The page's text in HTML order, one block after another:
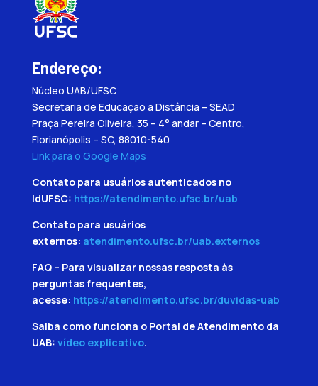
Endereço:
Núcleo UAB/UFSC
Secretaria de Educação a Distância – SEAD
Praça Pereira Oliveira, 35 – 4° andar – Centro,
Florianópolis – SC, 88010-540
Link para o Google Maps
Contato para usuários autenticados no
IdUFSC: https://atendimento.ufsc.br/uab
Contato para usuários
externos: atendimento.ufsc.br/uab.externos
FAQ – Para visualizar nossas resposta às
perguntas frequentes,
acesse: https://atendimento.ufsc.br/duvidas-uab
Saiba como funciona o Portal de Atendimento da
UAB: vídeo explicativo.